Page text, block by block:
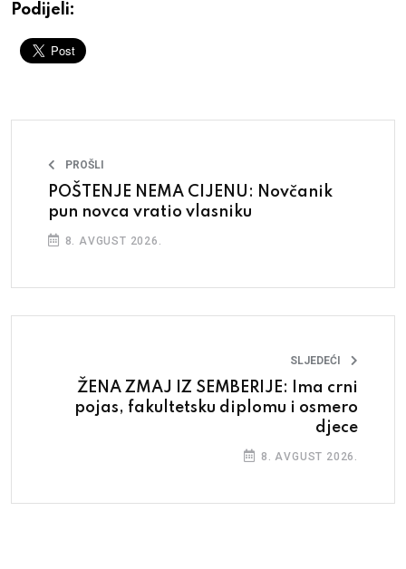
Podijeli:
PROŠLI
POŠTENJE NEMA CIJENU: Novčanik
pun novca vratio vlasniku
8. AVGUST 2026.
SLJEDEĆI
ŽENA ZMAJ IZ SEMBERIJE: Ima crni
pojas, fakultetsku diplomu i osmero
djece
8. AVGUST 2026.